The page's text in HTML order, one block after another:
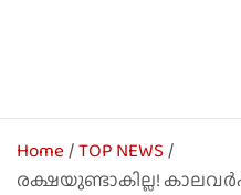
Home TOP NEWS
രക്ഷയുണ്ടാകില്ല!